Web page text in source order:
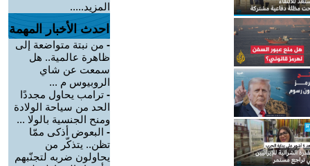
المزيد.....
احدث الأخبار المهمة
- من نبتة متواضعة إلى
ظاهرة عالمية.. هل
سمعت عن شاي
الروبيوس م ...
- ترامب يحاول مجددًا
الحد من سياحة الولادة
ومنح الجنسية بالولا ...
- البعوض أذكى ممّا
تظن.. يتذكّر من
يحاولون ضربه لتجنّبهم